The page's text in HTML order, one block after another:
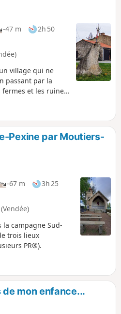
-47 m
2h 50
village qui ne
passant par la
fermes et les ruines
en reste avec le
et des sites
et le gué à la
sont visibles
au village du
sont
Pexine par Moutiers-
-67 m
3h 25
campagne Sud-
trois lieux
PR®).
mon enfance...